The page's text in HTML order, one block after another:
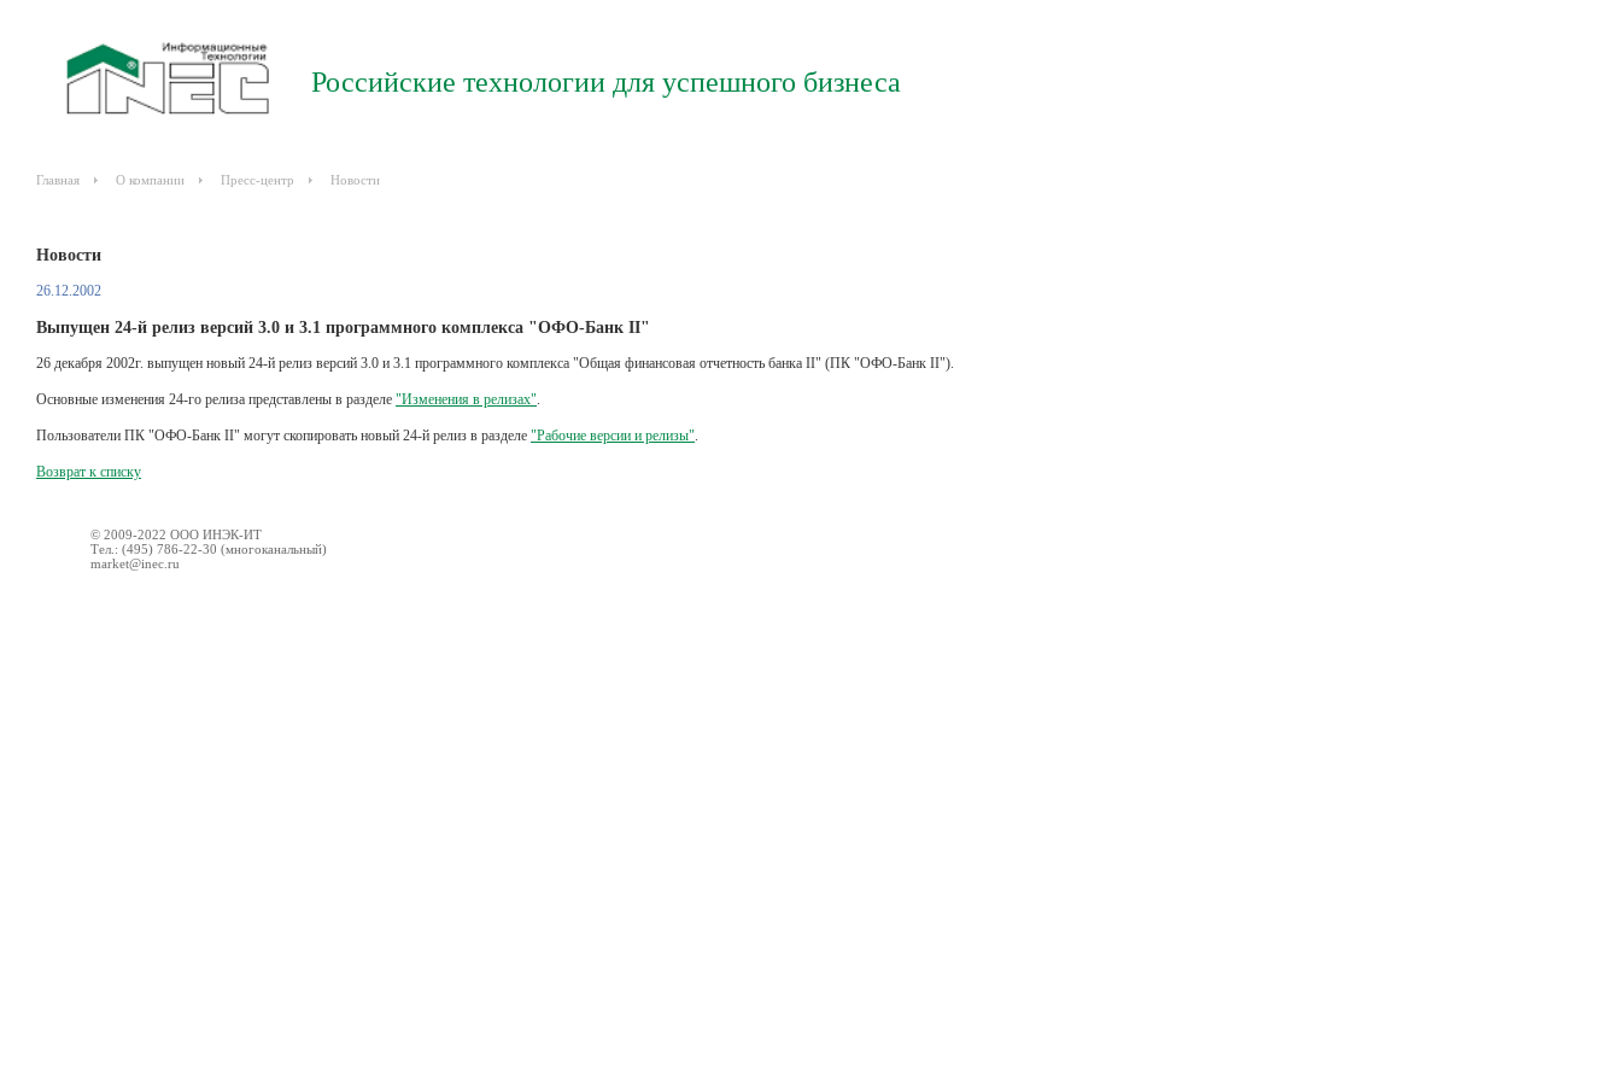
Российские технологии для успешного бизнеса
Главная О компании Пресс-центр Новости
Новости
26.12.2002
Выпущен 24-й релиз версий 3.0 и 3.1 программного комплекса "ОФО-Банк II"
26 декабря 2002г. выпущен новый 24-й релиз версий 3.0 и 3.1 программного комплекса "Общая финансовая отчетность банка II" (ПК "ОФО-Банк II").
Основные изменения 24-го релиза представлены в разделе "Изменения в релизах".
Пользователи ПК "ОФО-Банк II" могут скопировать новый 24-й релиз в разделе "Рабочие версии и релизы".
Возврат к списку
© 2009-2022 ООО ИНЭК-ИТ
Тел.: (495) 786-22-30 (многоканальный)
market@inec.ru